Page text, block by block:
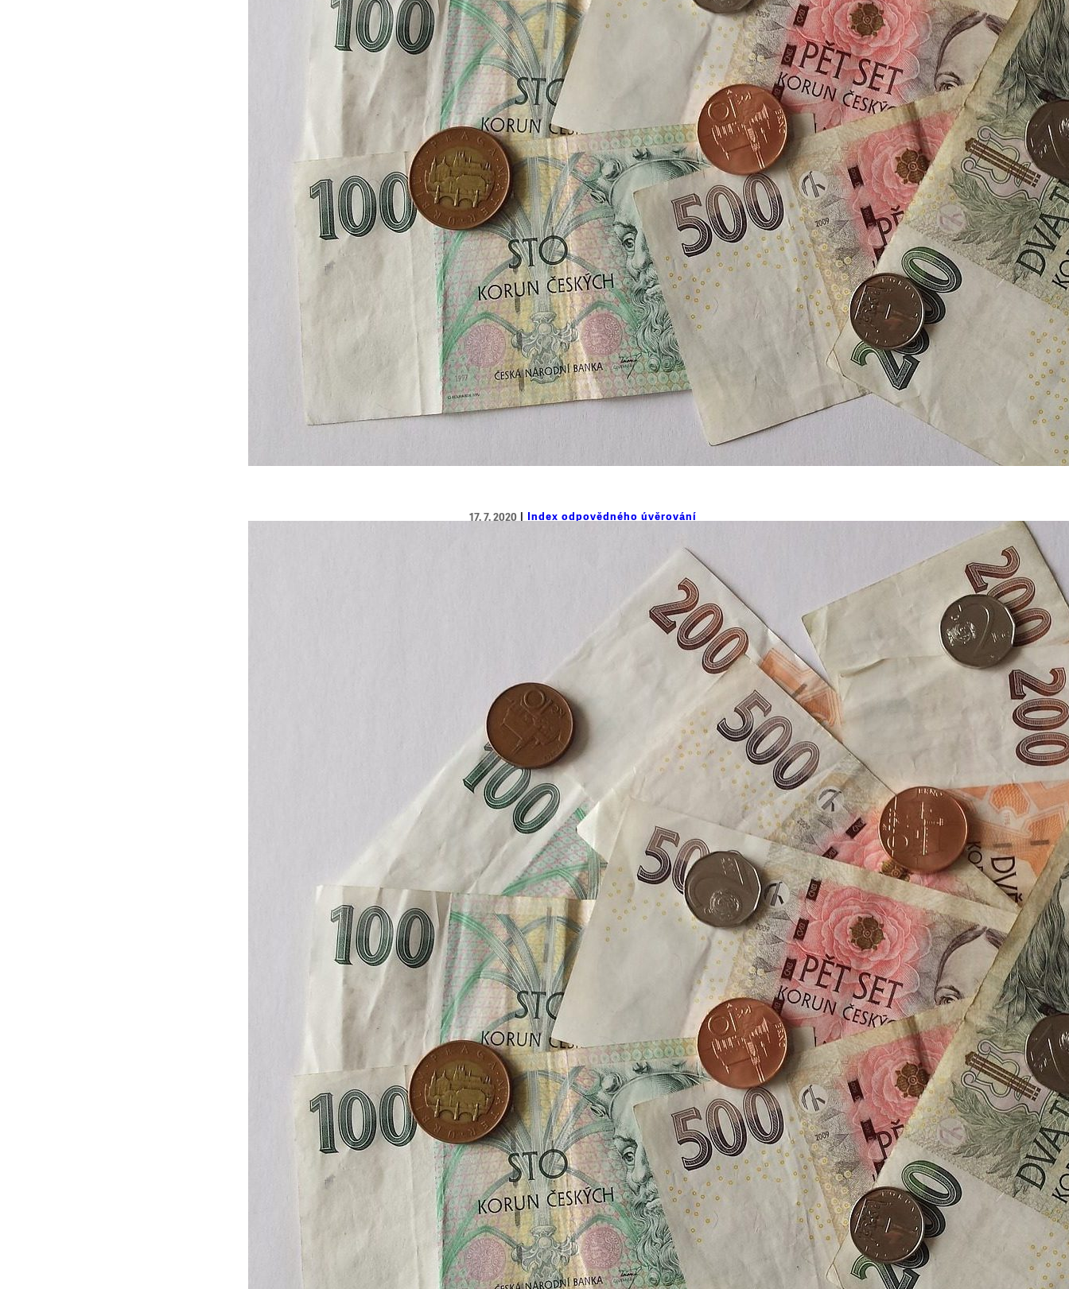
17. 7. 2020 Index odpovědného úvěrování
Člověk v tísni srovnal mikropůjčky a varuje před náklady na prodlužování
Člověk v tísni, o.p.s. představuje srovnání poskytovatelů malých půjček – tzv. mikroúvěrů. Jde o
další ze série kroků, které chtějí přispět ke kultivaci trhu s půjčkami. Výsledky jsou shrnuty do
Indexu odpovědného úvěrování, který umožňuje jednotlivé společnosti porovnat.…